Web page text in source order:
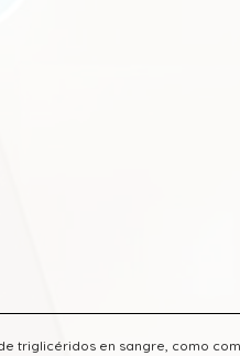
triglicéridos en sangre, como